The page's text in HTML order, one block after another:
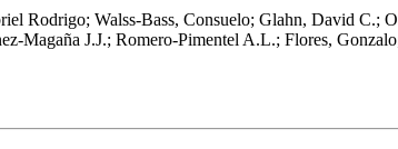
Rodrigo; Walss-Bass, Consuelo; Glahn, David C.;
Magaña J.J.; Romero-Pimentel A.L.; Flores,